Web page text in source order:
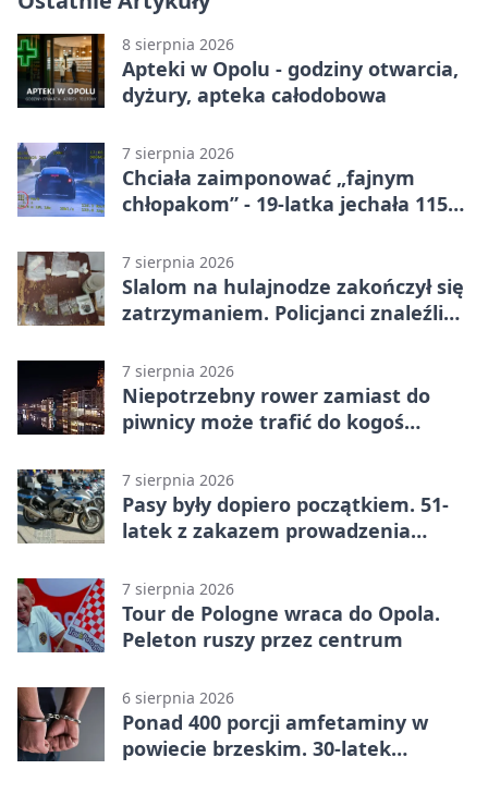
8 sierpnia 2026
Apteki w Opolu - godziny otwarcia,
dyżury, apteka całodobowa
7 sierpnia 2026
Chciała zaimponować „fajnym
chłopakom” - 19-latka jechała 115
7 sierpnia 2026
Slalom na hulajnodze zakończył się
zatrzymaniem. Policjanci znaleźli
7 sierpnia 2026
Niepotrzebny rower zamiast do
piwnicy może trafić do kogoś
7 sierpnia 2026
Pasy były dopiero początkiem. 51-
latek z zakazem prowadzenia
7 sierpnia 2026
Tour de Pologne wraca do Opola.
Peleton ruszy przez centrum
6 sierpnia 2026
Ponad 400 porcji amfetaminy w
powiecie brzeskim. 30-latek